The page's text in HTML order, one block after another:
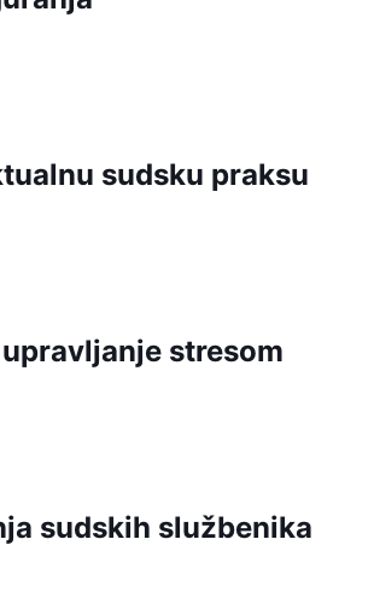
sudsku praksu
stresom
sudskih službenika